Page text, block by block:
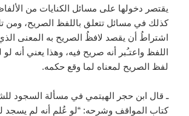
يقتصر دخولها على مسائل الكنايات من
كذلك في مسائل تتعلق باللفظ الصريح، ومن
اشتراطُ أن يقصد لافظُ الصريح به المعنى
اللفظ واعتـُبر أنه صريح فيه، وهذا يعني أنه
لفظ الصريح لمعناه لما وقع حكمه.
ـ قال ابن حجر الهيتمي في مسألة السجود
كتاب المواقف وشرحه: “لو عُلم أنه لم يسجد